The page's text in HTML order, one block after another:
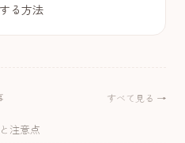
る方法
すべて見る →
注意点